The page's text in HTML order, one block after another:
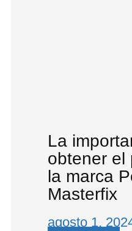
La
obtener el
la marca
Masterfix
agosto 1,